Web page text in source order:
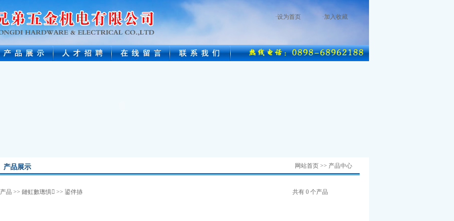
·设为首页 ·加入收藏
产品展示 网站首页 >> 产品中心
产品 >> 鏈虹數璁惧 >> 鍙伴捇 共有 0 个产品